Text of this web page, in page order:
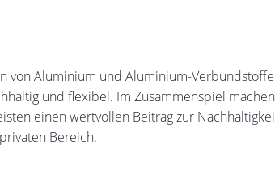
von Aluminium und Aluminium-
und flexibel. Im Zusammenspiel
einen wertvollen Beitrag zur
Bereich.